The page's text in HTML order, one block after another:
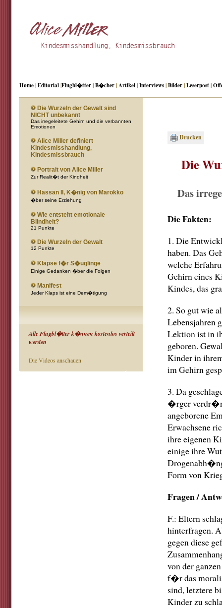
Home|Editorial|Flugbl�tter|B�cher|Artikel|Interviews|Bilder|Leserpost|
Die Wurzeln der Gewalt sind
NICHT unbekannt
Das irregeleitete Gehirn und die verbannten
Emotionen
Alice Miller definiert
Kindesmisshandlung,
Kindesmissbrauch
Portrait von Alice Miller
Zur Realit�t der Kindheit
Hassan II, K�nig von Marokko
�ber seine Erziehung
Wie entsteht emotionale
Blindheit?
21 Punkte
Die Wurzeln der Gewalt
12 Punkte
Klapse f�r S�uglinge
Einige Gedanken �ber die Folgen
Manifest
Jeder Klaps ist eine Dem�tigung
Alle Flugbl�tter k�nnen kostenlos verteilt
werden
Die Videos anschauen
Drucken
Die
Das
Die Fakten:
1. Die
haben. Das
welche
Gehirn eines
Kindes, das
2. So gut wie
Lebensjahren
Lektion ist in
geboren.
Kinder in
im Gehirn
3. Da
�rger
angeborene
Erwachsene
ihre eigenen
einige ihre
Form von
Fragen /
F.: Eltern
hinterfragen.
gegen diese
von der
f�r das
sind, letztere
Kinder zu